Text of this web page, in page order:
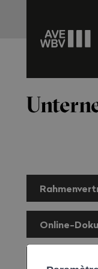
Online-